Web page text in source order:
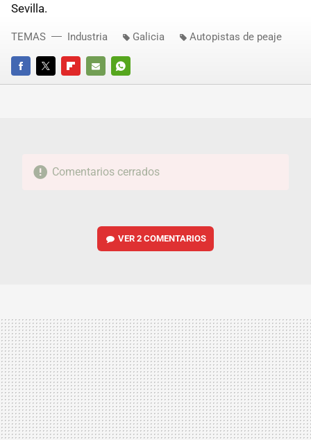
Sevilla.
FACEBOOKTWITTERFLIPBOARD
E-
WHATSAPP
TEMAS Industria Galicia Autopistas de peaje
Comentarios cerrados
VER2 COMENTARIOS